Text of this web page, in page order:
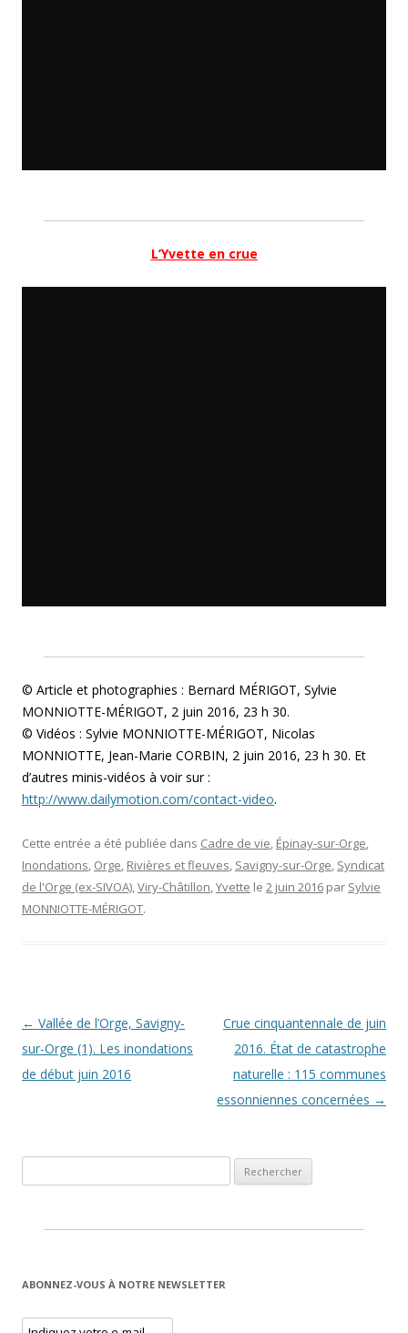
L’Yvette en crue
© Article et photographies : Bernard MÉRIGOT, Sylvie
MONNIOTTE-MÉRIGOT, 2 juin 2016, 23 h 30.
© Vidéos : Sylvie MONNIOTTE-MÉRIGOT, Nicolas
MONNIOTTE, Jean-Marie CORBIN, 2 juin 2016, 23 h 30. Et
d’autres minis-vidéos à voir sur :
http://www.dailymotion.com/contact-video.
Cette entrée a été publiée dans Cadre de vie, Épinay-sur-Orge,
Inondations, Orge, Rivières et fleuves, Savigny-sur-Orge, Syndicat
de l'Orge (ex-SIVOA),Viry-Châtillon,Yvette le 2 juin 2016 par Sylvie
MONNIOTTE-MÉRIGOT.
Navigation des articles
← Vallée de l’Orge, Savigny-
sur-Orge (1). Les inondations
de début juin 2016
Crue cinquantennale de juin
2016. État de catastrophe
naturelle : 115 communes
essonniennes concernées →
ABONNEZ-VOUS À NOTRE NEWSLETTER